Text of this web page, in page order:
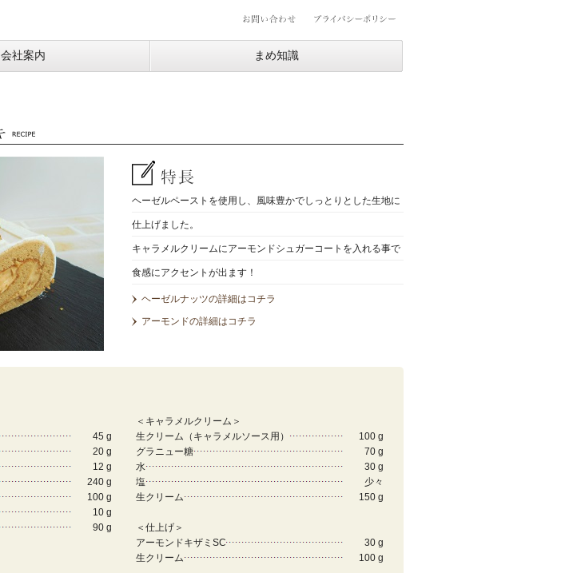
会社案内 まめ知識
ヘーゼルペーストを使用し、風味豊かでしっとりとした生地に
仕上げました。
キャラメルクリームにアーモンドシュガーコートを入れる事で
食感にアクセントが出ます！
ヘーゼルナッツの詳細はコチラ
アーモンドの詳細はコチラ
45 g
20 g
12 g
240 g
100 g
10 g
90 g
＜キャラメルクリーム＞
生クリーム（キャラメルソース用）
グラニュー糖
水
塩
生クリーム
＜仕上げ＞
アーモンドキザミSC
生クリーム
100 g
70 g
30 g
少々
150 g
30 g
100 g